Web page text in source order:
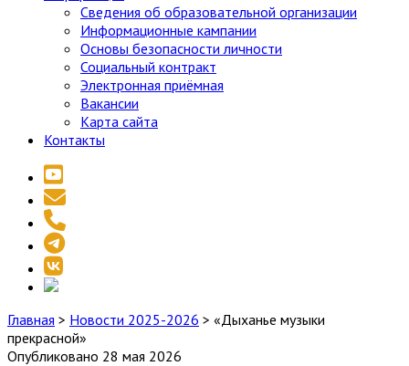
Сведения об образовательной организации
Информационные кампании
Основы безопасности личности
Социальный контракт
Электронная приёмная
Вакансии
Карта сайта
Контакты
youtube
email
telegram
vk
social_icon_custom_1
Главная > Новости 2025-2026 > «Дыханье музыки
прекрасной»
Опубликовано 28 мая 2026